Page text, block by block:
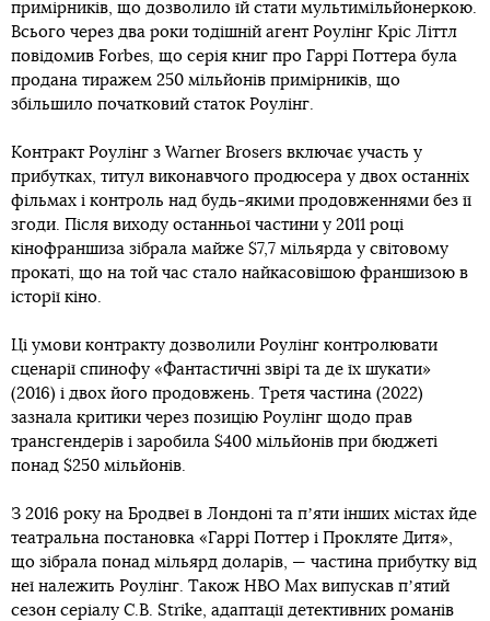
примірників, що дозволило їй стати мультимільйонеркою.
Всього через два роки тодішній агент Роулінг Кріс Літтл
повідомив Forbes, що серія книг про Гаррі Поттера була
продана тиражем 250 мільйонів примірників, що
збільшило початковий статок Роулінг.
Контракт Роулінг з Warner Brosers включає участь у
прибутках, титул виконавчого продюсера у двох останніх
фільмах і контроль над будь-якими продовженнями без її
згоди. Після виходу останньої частини у 2011 році
кінофраншиза зібрала майже $7,7 мільярда у світовому
прокаті, що на той час стало найкасовішою франшизою в
історії кіно.
Ці умови контракту дозволили Роулінг контролювати
сценарії спинофу «Фантастичні звірі та де їх шукати»
(2016) і двох його продовжень. Третя частина (2022)
зазнала критики через позицію Роулінг щодо прав
трансгендерів і заробила $400 мільйонів при бюджеті
понад $250 мільйонів.
З 2016 року на Бродвеї в Лондоні та пʼяти інших містах йде
театральна постановка «Гаррі Поттер і Прокляте Дитя»,
що зібрала понад мільярд доларів, — частина прибутку від
неї належить Роулінг. Також HBO Max випускав пʼятий
сезон серіалу C.B. Strike, адаптації детективних романів